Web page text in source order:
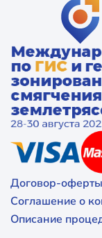
Договор-оферты
Соглашение о
Описание